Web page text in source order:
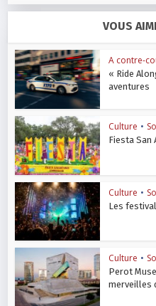
VOUS
A contre-
« Ride
aventures
Culture •
Fiesta San
Culture •
Les
Culture •
Perot
merveilles